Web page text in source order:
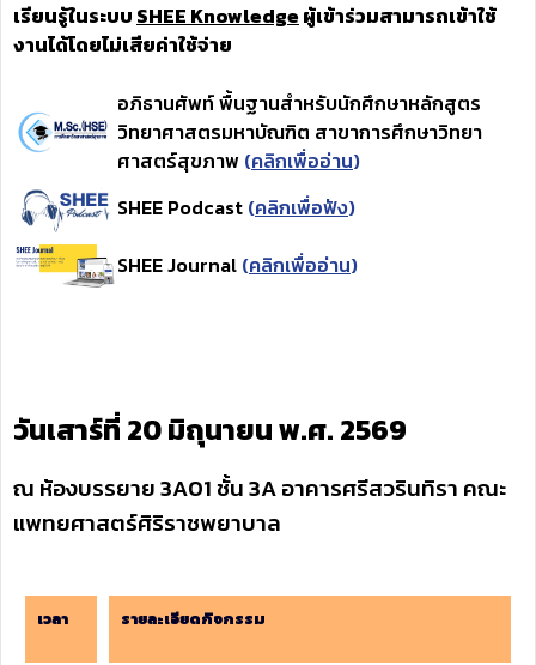
เรียนรู้ในระบบ SHEE Knowledge ผู้เข้าร่วมสามารถเข้าใช้
งานได้โดยไม่เสียค่าใช้จ่าย
อภิธานศัพท์ พื้นฐานสำหรับนักศึกษาหลักสูตร
วิทยาศาสตรมหาบัณฑิต สาขาการศึกษาวิทยา
ศาสตร์สุขภาพ (คลิกเพื่ออ่าน)
SHEE Podcast (คลิกเพื่อฟัง)
SHEE Journal (คลิกเพื่ออ่าน)
วันเสาร์ที่ 20 มิถุนายน พ.ศ. 2569
ณ ห้องบรรยาย 3A01 ชั้น 3A อาคารศรีสวรินทิรา คณะ
แพทยศาสตร์ศิริราชพยาบาล
เวลา รายละเอียดกิจกรรม